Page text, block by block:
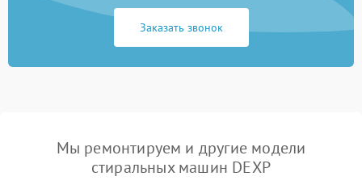
Заказать звонок
Мы ремонтируем и другие модели
стиральных машин DEXP